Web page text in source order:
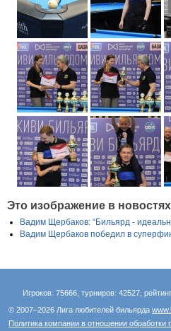
Это изображение в
Вадим Щербаков: “Бильярд -
Вадим Щербаков победил в
Игроков: 75666, турниров: 42527,
© 2007–2026 Лига любителей бильярда
Политика компании в отношении обработки